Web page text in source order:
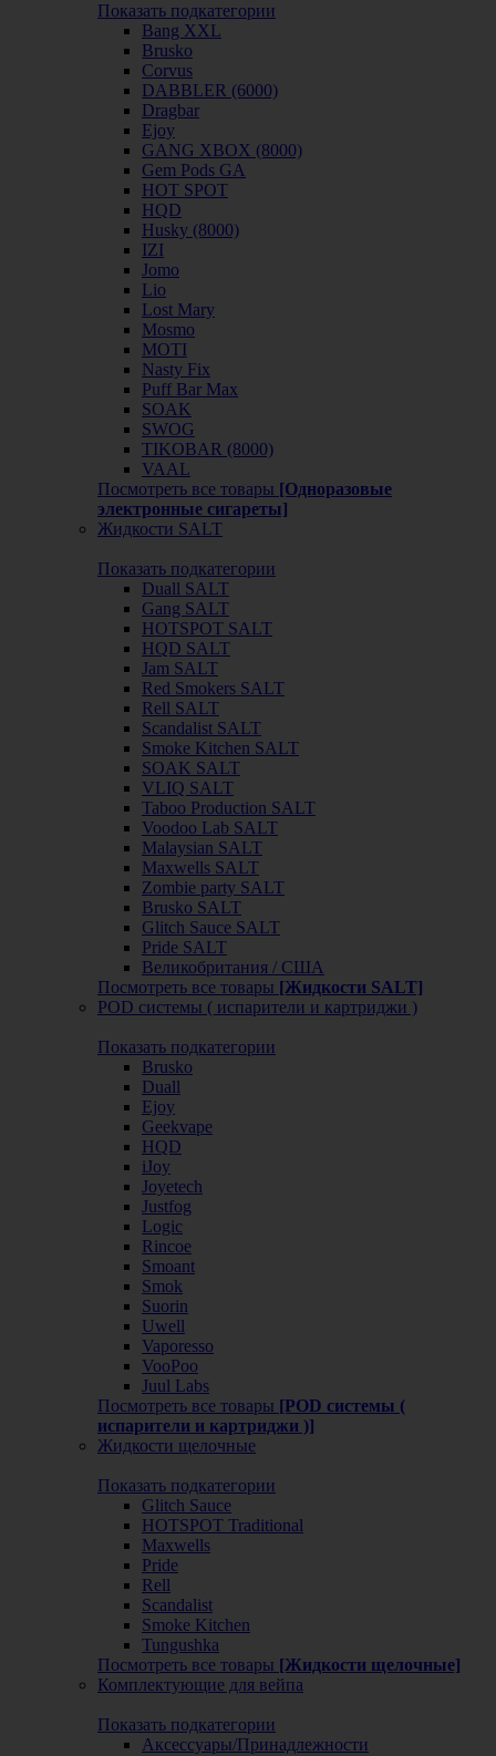
Показать подкатегории
Bang XXL
Brusko
Corvus
DABBLER (6000)
Dragbar
Ejoy
GANG XBOX (8000)
Gem Pods GA
HOT SPOT
HQD
Husky (8000)
IZI
Jomo
Lio
Lost Mary
Mosmo
MOTI
Nasty Fix
Puff Bar Max
SOAK
SWOG
TIKOBAR (8000)
VAAL
Посмотреть все товары [Одноразовые
электронные сигареты]
Жидкости SALT
Показать подкатегории
Duall SALT
Gang SALT
HOTSPOT SALT
HQD SALT
Jam SALT
Red Smokers SALT
Rell SALT
Scandalist SALT
Smoke Kitchen SALT
SOAK SALT
VLIQ SALT
Taboo Production SALT
Voodoo Lab SALT
Malaysian SALT
Maxwells SALT
Zombie party SALT
Brusko SALT
Glitch Sauce SALT
Pride SALT
Великобритания / США
Посмотреть все товары [Жидкости SALT]
POD системы ( испарители и картриджи )
Показать подкатегории
Brusko
Duall
Ejoy
Geekvape
HQD
iJoy
Joyetech
Justfog
Logic
Rincoe
Smoant
Smok
Suorin
Uwell
Vaporesso
VooPoo
Juul Labs
Посмотреть все товары [POD системы (
испарители и картриджи )]
Жидкости щелочные
Показать подкатегории
Glitch Sauce
HOTSPOT Traditional
Maxwells
Pride
Rell
Scandalist
Smoke Kitchen
Tungushka
Посмотреть все товары [Жидкости щелочные]
Комплектующие для вейпа
Показать подкатегории
Аксессуары/Принадлежности